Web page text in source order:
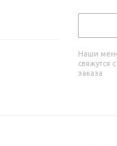
Наши
свяжутся
заказа